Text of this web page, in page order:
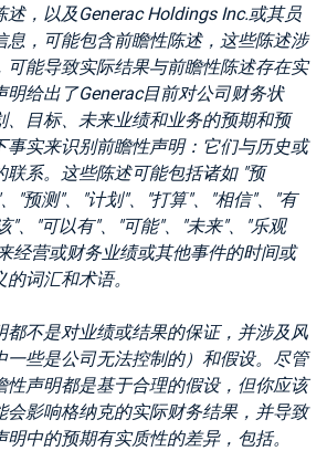
，以及Generac Holdings Inc.或其员
息，可能包含前瞻性陈述，这些陈述涉
可能导致实际结果与前瞻性陈述存在实
明给出了Generac目前对公司财务状
、目标、未来业绩和业务的预期和预
事实来识别前瞻性声明：它们与历史或
联系。这些陈述可能包括诸如 "预
"预测"、"计划"、"打算"、"相信"、"有
"、"可以有"、"可能"、"未来"、"乐观
经营或财务业绩或其他事件的时间或
词汇和术语。
都不是对业绩或结果的保证，并涉及风
一些是公司无法控制的）和假设。尽管
性声明都是基于合理的假设，但你应该
会影响格纳克的实际财务结果，并导致
中的预期有实质性的差异，包括。